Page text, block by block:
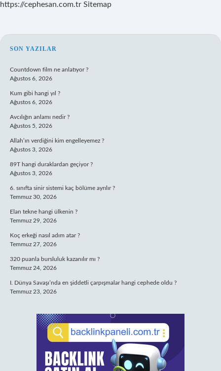
https://cephesan.com.tr Sitemap
SIDEBAR
SON YAZILAR
Countdown film ne anlatıyor ?
Ağustos 6, 2026
Kum gibi hangi yıl ?
Ağustos 6, 2026
Avcılığın anlamı nedir ?
Ağustos 5, 2026
Allah’ın verdiğini kim engelleyemez ?
Ağustos 3, 2026
89T hangi duraklardan geçiyor ?
Ağustos 3, 2026
6. sınıfta sinir sistemi kaç bölüme ayrılır ?
Temmuz 30, 2026
Elan tekne hangi ülkenin ?
Temmuz 29, 2026
Koç erkeği nasıl adım atar ?
Temmuz 27, 2026
320 puanla bursluluk kazanılır mı ?
Temmuz 24, 2026
I. Dünya Savaşı’nda en şiddetli çarpışmalar hangi cephede oldu ?
Temmuz 23, 2026